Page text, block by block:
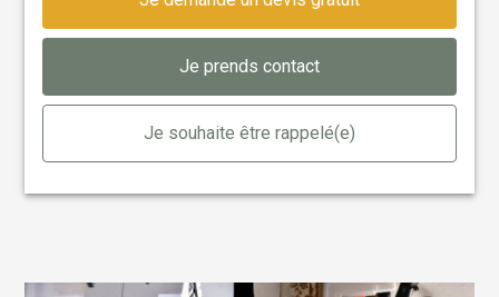
Je prends contact
Je souhaite être rappelé(e)